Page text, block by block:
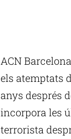
ACN
els atemptats
anys després
incorpora les
terrorista